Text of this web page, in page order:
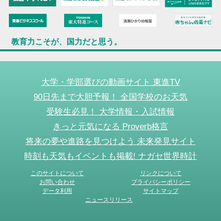
教育力こそが、国力だと思う。
大学・学部選びの動画サイト 東進TV
90日先まで大胆予報！ 全国学校のお天気
受験生必見！ 大学情報・入試情報
きっと元気になる Proverb格言
将来の夢や進路を見つけよう 未来発見サイト
時刻も天気もイベントも掲載! ナガセ世界時計
このサイトについて
リンクについて
お問い合わせ
プライバシーポリシー
データ利用
サイトマップ
ニュースリリース